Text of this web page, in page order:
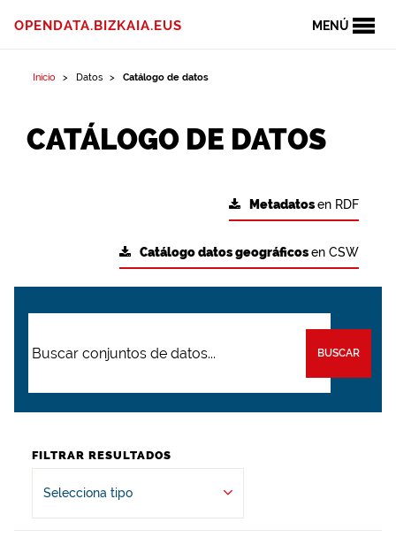
MENÚ
OPENDATA.BIZKAIA.EUS
Inicio Datos Catálogo de datos
CATÁLOGO DE DATOS
Metadatosen RDF
Catálogo datos geográficosen CSW
BUSCAR
FILTRAR RESULTADOS
Selecciona tipo